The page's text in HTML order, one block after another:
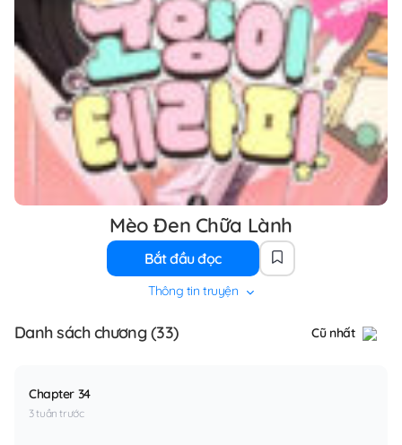
Mèo Đen Chữa Lành
Bắt đầu đọc
Thông tin truyện
Danh sách chương (33) Cũ nhất
Chapter 34
3 tuần trước